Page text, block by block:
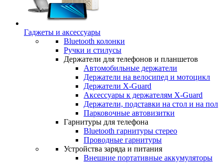
Гаджеты и аксессуары
Bluetooth колонки
Ручки и стилусы
Держатели для телефонов и планшетов
Автомобильные держатели
Держатели на велосипед и мотоцикл
Держатели X-Guard
Аксессуары к держателям X-Guard
Держатели, подставки на стол и на пол
Парковочные автовизитки
Гарнитуры для телефона
Bluetooth гарнитуры стерео
Проводные гарнитуры
Устройства заряда и питания
Внешние портативные аккумуляторы